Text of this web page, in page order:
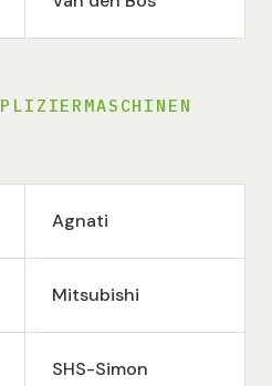
Agnati
Mitsubishi
SHS-Simon